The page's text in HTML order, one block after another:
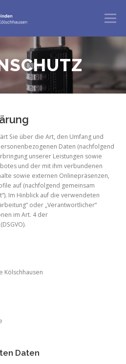
Menü
ÜBER UNS
Sie über die Art, den Umfang und
Daten (nachfolgend
unserer Leistungen sowie
und der mit ihm verbundenen
sowie externen Onlinepräsenzen,
auf (nachfolgend gemeinsam
Im Hinblick auf die verwendeten
oder „Verantwortlicher“
im Art. 4 der
Kölschhausen
Daten